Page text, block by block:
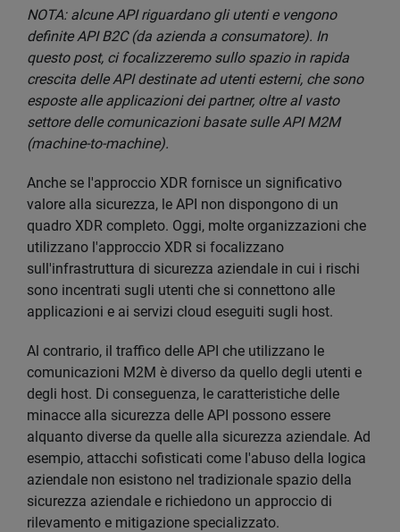
NOTA: alcune API riguardano gli utenti e vengono
definite API B2C (da azienda a consumatore). In
questo post, ci focalizzeremo sullo spazio in rapida
crescita delle API destinate ad utenti esterni, che sono
esposte alle applicazioni dei partner, oltre al vasto
settore delle comunicazioni basate sulle API M2M
(machine-to-machine).
Anche se l'approccio XDR fornisce un significativo
valore alla sicurezza, le API non dispongono di un
quadro XDR completo. Oggi, molte organizzazioni che
utilizzano l'approccio XDR si focalizzano
sull'infrastruttura di sicurezza aziendale in cui i rischi
sono incentrati sugli utenti che si connettono alle
applicazioni e ai servizi cloud eseguiti sugli host.
Al contrario, il traffico delle API che utilizzano le
comunicazioni M2M è diverso da quello degli utenti e
degli host. Di conseguenza, le caratteristiche delle
minacce alla sicurezza delle API possono essere
alquanto diverse da quelle alla sicurezza aziendale. Ad
esempio, attacchi sofisticati come l'abuso della logica
aziendale non esistono nel tradizionale spazio della
sicurezza aziendale e richiedono un approccio di
rilevamento e mitigazione specializzato.